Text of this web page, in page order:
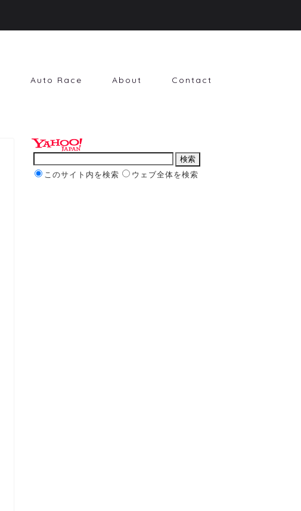
Auto Race About Contact
このサイト内を検索 ウェブ全体を検索